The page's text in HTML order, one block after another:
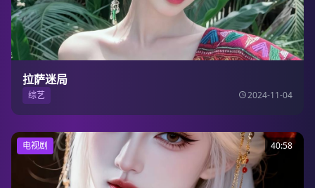
拉萨迷局
综艺 2024-11-04
电视剧 40:58